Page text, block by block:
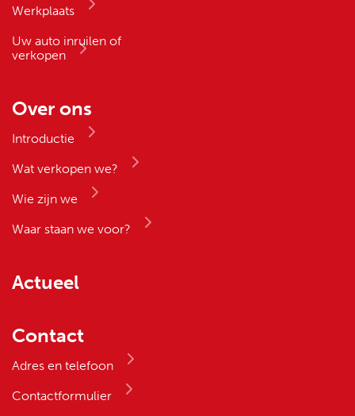
Werkplaats
Uw auto inruilen of
verkopen
Over ons
Introductie
Wat verkopen we?
Wie zijn we
Waar staan we voor?
Actueel
Contact
Adres en telefoon
Contactformulier